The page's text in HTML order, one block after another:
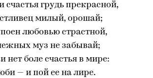
счастья грудь прекрасной,
милый, орошай;
любовью страстной,
муз не забывай;
нет боле счастья в мире:
— и пой ее на лире.